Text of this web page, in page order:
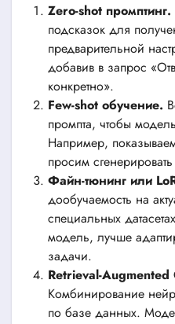
Zero-shot промптинг.
подсказок для
предварительной
добавив в запрос
конкретно».
Few-shot обучение.
промпта, чтобы
Например,
просим
Файн-тюнинг или
дообучаемость на
специальных
модель, лучше
задачи.
Retrieval-
Комбинирование
по базе данных.